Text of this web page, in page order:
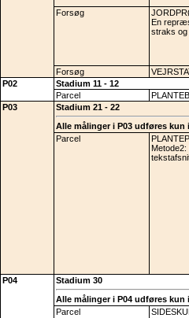
Forsøg
En
straks og
Forsøg
P02
Stadium 11 - 12
Parcel
P03
Stadium 21 - 22
Alle målinger i P03 udføres kun
Parcel
P04
Stadium 30
Alle målinger i P04 udføres kun
Parcel